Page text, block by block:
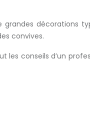
décorations
convives.
conseils d’un